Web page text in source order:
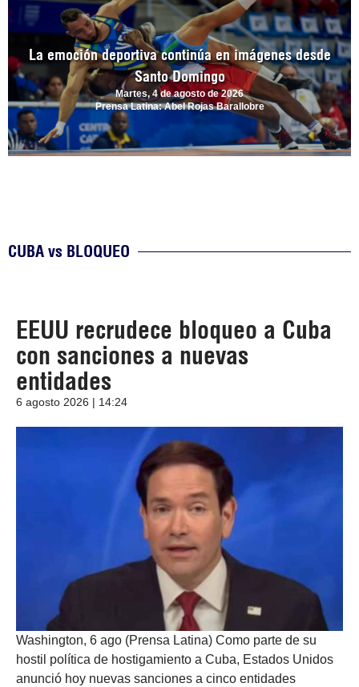
La emoción deportiva continúa en imágenes desde
Santo Domingo
Martes, 4 de agosto de 2026
Prensa Latina: Abel Rojas Barallobre
CUBA vs BLOQUEO
EEUU recrudece bloqueo a Cuba
con sanciones a nuevas
entidades
6 agosto 2026 | 14:24
Washington, 6 ago (Prensa Latina) Como parte de su
hostil política de hostigamiento a Cuba, Estados Unidos
anunció hoy nuevas sanciones a cinco entidades